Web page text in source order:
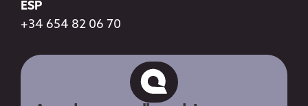
ESP
+34 654 82 06 70